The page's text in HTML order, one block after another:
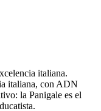
italiana.
italiana, con ADN
la Panigale es el